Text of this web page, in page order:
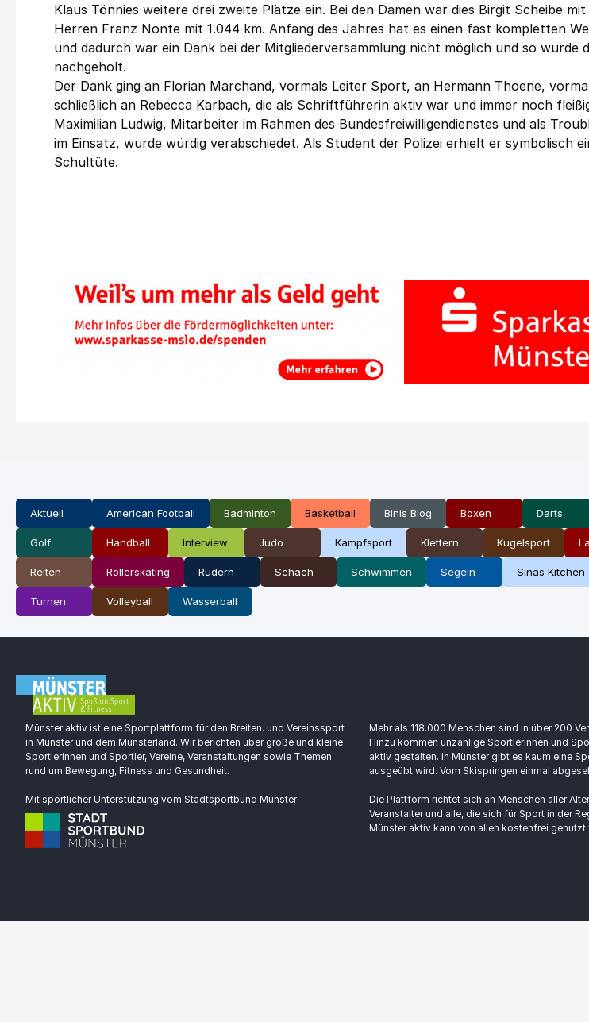
Klaus Tönnies weitere drei zweite Plätze ein. Bei den Damen war dies Birgit Scheibe
Herren Franz Nonte mit 1.044 km. Anfang des Jahres hat es einen fast kompletten
und dadurch war ein Dank bei der Mitgliederversammlung nicht möglich und so wurde
nachgeholt.
Der Dank ging an Florian Marchand, vormals Leiter Sport, an Hermann Thoene,
schließlich an Rebecca Karbach, die als Schriftführerin aktiv war und immer noch
Maximilian Ludwig, Mitarbeiter im Rahmen des Bundesfreiwilligendienstes und als
im Einsatz, wurde würdig verabschiedet. Als Student der Polizei erhielt er symbolisch
Schultüte.
Aktuell American Football Badminton Basketball Binis Blog Boxen Darts
Golf Handball Interview Judo Kampfsport Klettern Kugelsport
Reiten Rollerskating Rudern Schach Schwimmen Segeln Sinas Kitchen
Turnen Volleyball Wasserball
Münster aktiv ist eine Sportplattform für den Breiten. und Vereinssport
in Münster und dem Münsterland. Wir berichten über große und kleine
Sportlerinnen und Sportler, Vereine, Veranstaltungen sowie Themen
rund um Bewegung, Fitness und Gesundheit.
Mit sportlicher Unterstützung vom Stadtsportbund Münster
Mehr als 118.000 Menschen sind in über 200
Hinzu kommen unzählige Sportlerinnen und
aktiv gestalten. In Münster gibt es kaum eine
ausgeübt wird. Vom Skispringen einmal
Die Plattform richtet sich an Menschen aller
Veranstalter und alle, die sich für Sport in der
Münster aktiv kann von allen kostenfrei genutzt